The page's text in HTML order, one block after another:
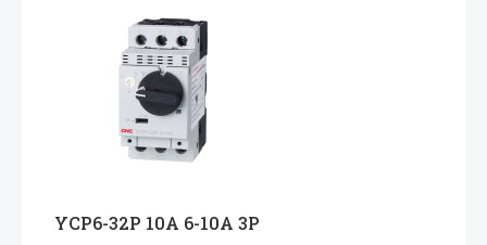
YCP6-32P 10A 6-10A 3P